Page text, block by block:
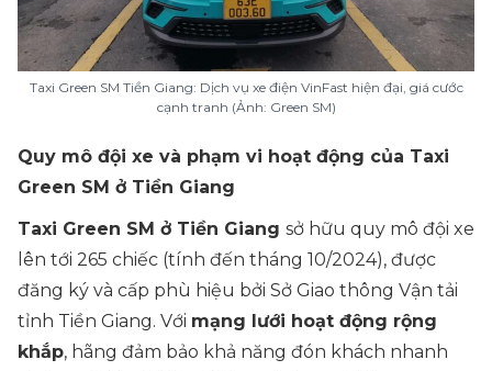
Taxi Green SM Tiền Giang: Dịch vụ xe điện VinFast hiện đại, giá cước
cạnh tranh (Ảnh: Green SM)
Quy mô đội xe và phạm vi hoạt động của Taxi
Green SM ở Tiền Giang
Taxi Green SM ở Tiền Giang sở hữu quy mô đội xe
lên tới 265 chiếc (tính đến tháng 10/2024), được
đăng ký và cấp phù hiệu bởi Sở Giao thông Vận tải
tỉnh Tiền Giang. Với mạng lưới hoạt động rộng
khắp, hãng đảm bảo khả năng đón khách nhanh